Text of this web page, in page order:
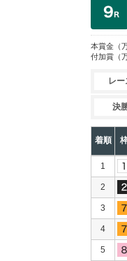
本賞金 （
付加賞 （
レー
決
着順
1
2
3
4
5